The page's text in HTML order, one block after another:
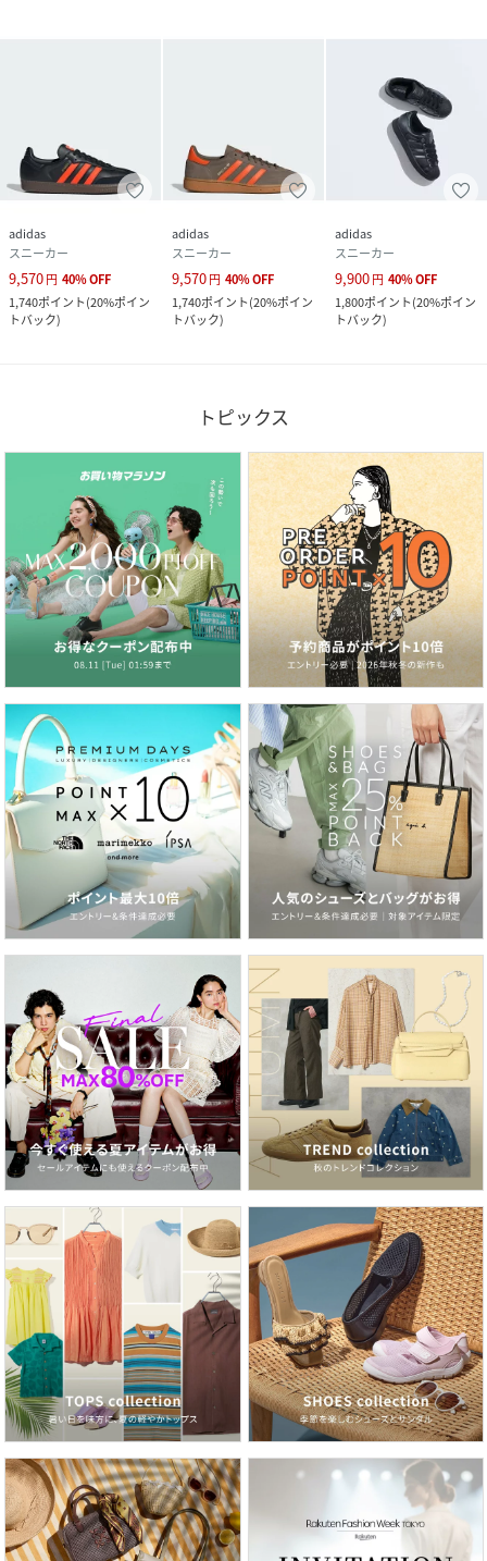
adidas
スニーカー
9,570円 40%OFF
1,740ポイント(20%ポイン
トバック)
adidas
スニーカー
9,570円 40%OFF
1,740ポイント(20%ポイン
トバック)
adidas
スニーカー
9,900円 40%OFF
1,800ポイント(20%ポイン
トバック)
トピックス